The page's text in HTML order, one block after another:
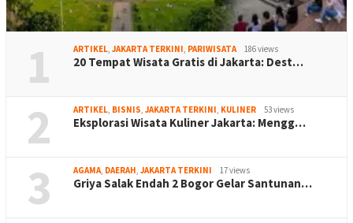
1 ARTIKEL JAKARTA TERKINI PARIWISATA 186 views
20 Tempat Wisata Gratis di Jakarta: Dest…
2 ARTIKEL BISNIS JAKARTA TERKINI KULINER 53 views
Eksplorasi Wisata Kuliner Jakarta: Mengg…
3 AGAMA DAERAH JAKARTA TERKINI 17 views
Griya Salak Endah 2 Bogor Gelar Santunan…